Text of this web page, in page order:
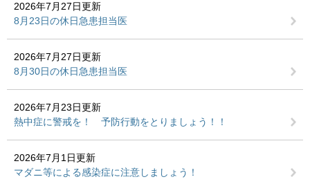
2026年7月27日更新
8月23日の休日急患担当医
2026年7月27日更新
8月30日の休日急患担当医
2026年7月23日更新
熱中症に警戒を！ 予防行動をとりましょう！！
2026年7月1日更新
マダニ等による感染症に注意しましょう！